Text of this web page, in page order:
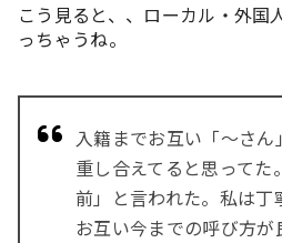
こう見ると、、ローカル・外国
っちゃうね。
入籍までお互い「～さ
重し合えてると思ってた
前」と言われた。私は丁
お互い今までの呼び方